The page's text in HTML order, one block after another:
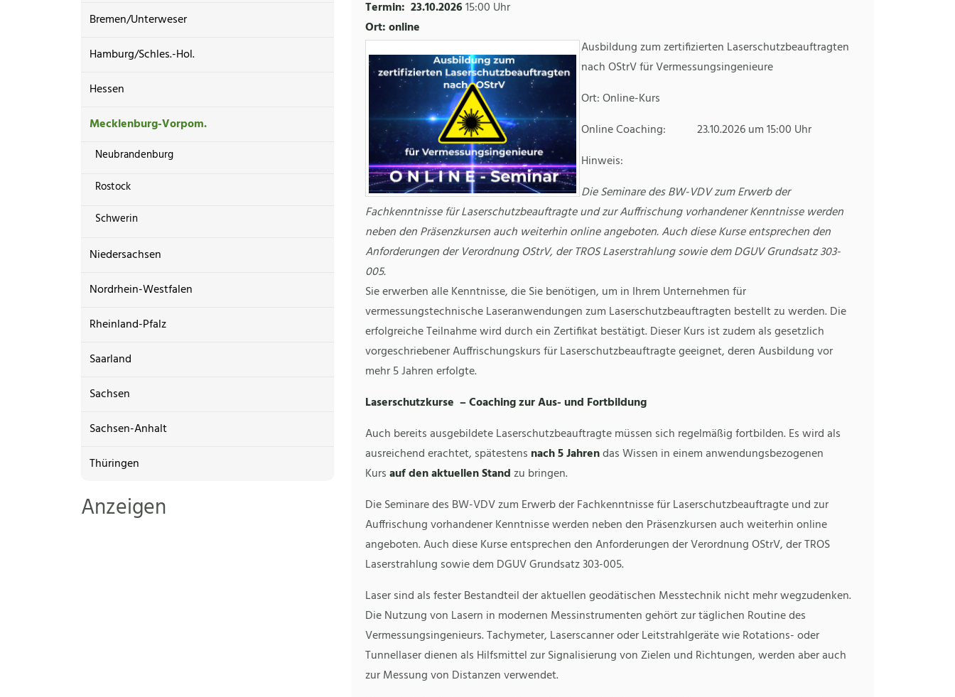
Bremen/Unterweser
Hamburg/Schles.-Hol.
Hessen
Mecklenburg-Vorpom.
Neubrandenburg
Rostock
Schwerin
Niedersachsen
Nordrhein-Westfalen
Rheinland-Pfalz
Saarland
Sachsen
Sachsen-Anhalt
Thüringen
Anzeigen
Termin: 23.10.202615:00 Uhr
Ort: online
Ausbildung zum zertifizierten Laserschutzbeauftragten
nach OStrV für Vermessungsingenieure
Ort: Online-Kurs
Online Coaching: 23.10.2026 um 15:00 Uhr
Hinweis:
Die Seminare des BW-VDV zum Erwerb der
Fachkenntnisse für Laserschutzbeauftragte und zur Auffrischung vorhandener Kenntnisse werden
neben den Präsenzkursen auch weiterhin online angeboten. Auch diese Kurse entsprechen den
Anforderungen der Verordnung OStrV, der TROS Laserstrahlung sowie dem DGUV Grundsatz 303-
005.
Sie erwerben alle Kenntnisse, die Sie benötigen, um in Ihrem Unternehmen für
vermessungstechnische Laseranwendungen zum Laserschutzbeauftragten bestellt zu werden. Die
erfolgreiche Teilnahme wird durch ein Zertifikat bestätigt. Dieser Kurs ist zudem als gesetzlich
vorgeschriebener Auffrischungskurs für Laserschutzbeauftragte geeignet, deren Ausbildung vor
mehr 5 Jahren erfolgte.
Laserschutzkurse – Coaching zur Aus- und Fortbildung
Auch bereits ausgebildete Laserschutzbeauftragte müssen sich regelmäßig fortbilden. Es wird als
ausreichend erachtet, spätestens nach 5 Jahrendas Wissen in einem anwendungsbezogenen
Kursauf den aktuellen Standzu bringen.
Die Seminare des BW-VDV zum Erwerb der Fachkenntnisse für Laserschutzbeauftragte und zur
Auffrischung vorhandener Kenntnisse werden neben den Präsenzkursen auch weiterhin online
angeboten. Auch diese Kurse entsprechen den Anforderungen der Verordnung OStrV, der TROS
Laserstrahlung sowie dem DGUV Grundsatz 303-005.
Laser sind als fester Bestandteil der aktuellen geodätischen Messtechnik nicht mehr wegzudenken.
Die Nutzung von Lasern in modernen Messinstrumenten gehört zur täglichen Routine des
Vermessungsingenieurs. Tachymeter, Laserscanner oder Leitstrahlgeräte wie Rotations- oder
Tunnellaser dienen als Hilfsmittel zur Signalisierung von Zielen und Richtungen, werden aber auch
zur Messung von Distanzen verwendet.